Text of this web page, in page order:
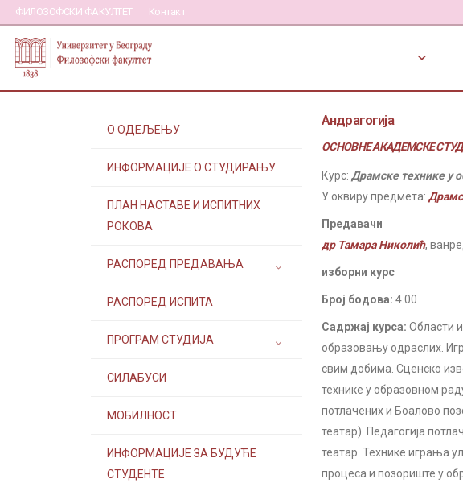
ФИЛОЗОФСКИ ФАКУЛТЕТ Контакт
О ОДЕЉЕЊУ
ИНФОРМАЦИЈЕ О СТУДИРАЊУ
ПЛАН НАСТАВЕ И ИСПИТНИХ
РОКОВА
РАСПОРЕД ПРЕДАВАЊА
РАСПОРЕД ИСПИТА
ПРОГРАМ СТУДИЈА
СИЛАБУСИ
МОБИЛНОСТ
ИНФОРМАЦИЈЕ ЗА БУДУЋЕ
СТУДЕНТЕ
Андрагогија
ОСНОВНЕ АКАДЕМСКЕ
Курс: Драмске технике у
У оквиру предмета:
Предавачи
др Тамара Николић,
изборни курс
Број бодова: 4.00
Садржај курса: Области
образовању одраслих.
свим добима. Сценско
технике у образовном
потлачених и Боалово
театар). Педагогија
театар. Технике играња
процеса и позориште у